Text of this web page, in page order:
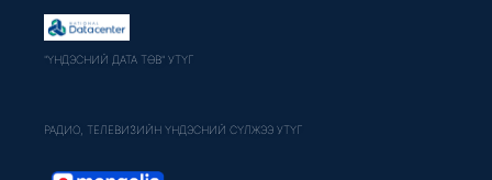
"ҮНДЭСНИЙ ДАТА ТӨВ" УТҮГ
РАДИО, ТЕЛЕВИЗИЙН ҮНДЭСНИЙ СҮЛЖЭЭ УТҮГ